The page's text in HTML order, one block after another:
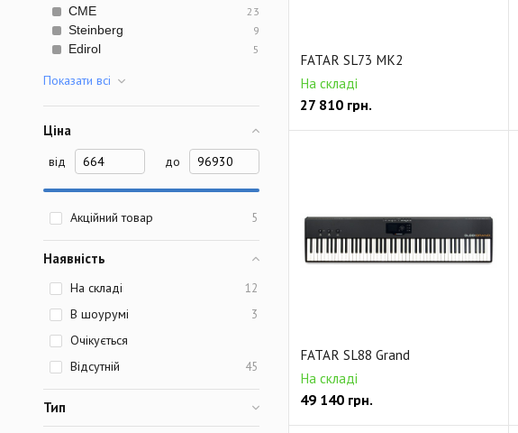
FATAR SL73 MK2
На складі
27 810 грн.
FATAR SL88 Grand
На складі
49 140 грн.
CME 23
Steinberg 9
Edirol 5
Показати всi
Ціна
від до
Акційний товар 5
Наявність
На складі 12
В шоурумі 3
Очікується
Відсутній
45
Тип